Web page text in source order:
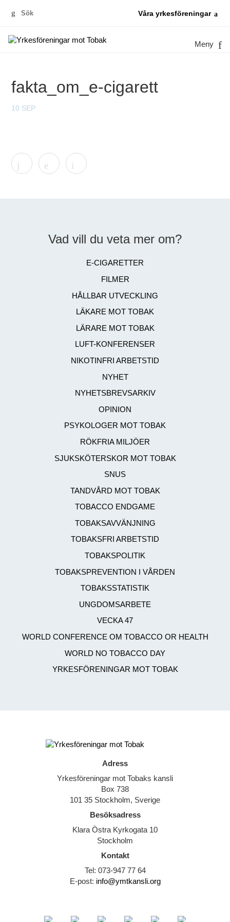
Sök
Våra yrkesföreningar
Meny
fakta_om_e-cigarett
10 SEP
Vad vill du veta mer om?
E-CIGARETTER
FILMER
HÅLLBAR UTVECKLING
LÄKARE MOT TOBAK
LÄRARE MOT TOBAK
LUFT-KONFERENSER
NIKOTINFRI ARBETSTID
NYHET
NYHETSBREVSARKIV
OPINION
PSYKOLOGER MOT TOBAK
RÖKFRIA MILJÖER
SJUKSKÖTERSKOR MOT TOBAK
SNUS
TANDVÅRD MOT TOBAK
TOBACCO ENDGAME
TOBAKSAVVÄNJNING
TOBAKSFRI ARBETSTID
TOBAKSPOLITIK
TOBAKSPREVENTION I VÅRDEN
TOBAKSSTATISTIK
UNGDOMSARBETE
VECKA 47
WORLD CONFERENCE OM TOBACCO OR HEALTH
WORLD NO TOBACCO DAY
YRKESFÖRENINGAR MOT TOBAK
Adress
Yrkesföreningar mot Tobaks kansli
Box 738
101 35 Stockholm, Sverige
Besöksadress
Klara Östra Kyrkogata 10
Stockholm
Kontakt
Tel: 073-947 77 64
E-post: info@ymtkansli.org